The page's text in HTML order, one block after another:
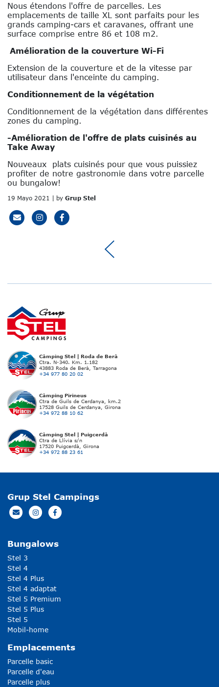
Nous étendons l'offre de parcelles. Les
emplacements de taille XL sont parfaits pour les
grands camping-cars et caravanes, offrant une
surface comprise entre 86 et 108 m2.
Amélioration de la couverture Wi-Fi
Extension de la couverture et de la vitesse par
utilisateur dans l'enceinte du camping.
Conditionnement de la végétation
Conditionnement de la végétation dans différentes
zones du camping.
-Amélioration de l'offre de plats cuisinés au
Take Away
Nouveaux plats cuisinés pour que vous puissiez
profiter de notre gastronomie dans votre parcelle
ou bungalow!
19 Mayo 2021 | by Grup Stel
Càmping Stel | Roda de Berà
Ctra. N-340. Km. 1.182
43883 Roda de Berà, Tarragona
+34 977 80 20 02
Càmping Pirineus
Ctra de Guils de Cerdanya, km.2
17528 Guils de Cerdanya, Girona
+34 972 88 10 62
Càmping Stel | Puigcerdà
Ctra de Llívia s/n
17520 Puigcerdà, Girona
+34 972 88 23 61
Grup Stel Campings
Bungalows
Stel 3
Stel 4
Stel 4 Plus
Stel 4 adaptat
Stel 5 Premium
Stel 5 Plus
Stel 5
Mobil-home
Emplacements
Parcelle basic
Parcelle d'eau
Parcelle plus